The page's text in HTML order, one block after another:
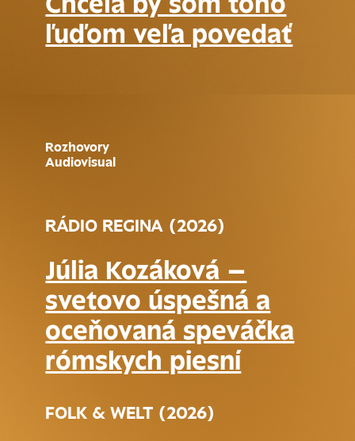
ľuďom veľa povedať
Rozhovory
Audiovisual
RÁDIO REGINA (2026)
Júlia Kozáková –
svetovo úspešná a
oceňovaná speváčka
rómskych piesní
FOLK & WELT (2026)